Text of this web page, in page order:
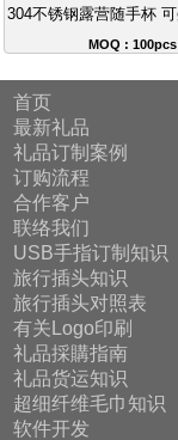
MOQ : 100pcs
首页
最新礼品
礼品订制案例
订购流程
合作客户
联络我们
USB手指订制知识
旅行插头知识
旅行插头对照表
有关Logo印刷
礼品採購指南
礼品货运知识
超细纤维毛巾知识
软件开发